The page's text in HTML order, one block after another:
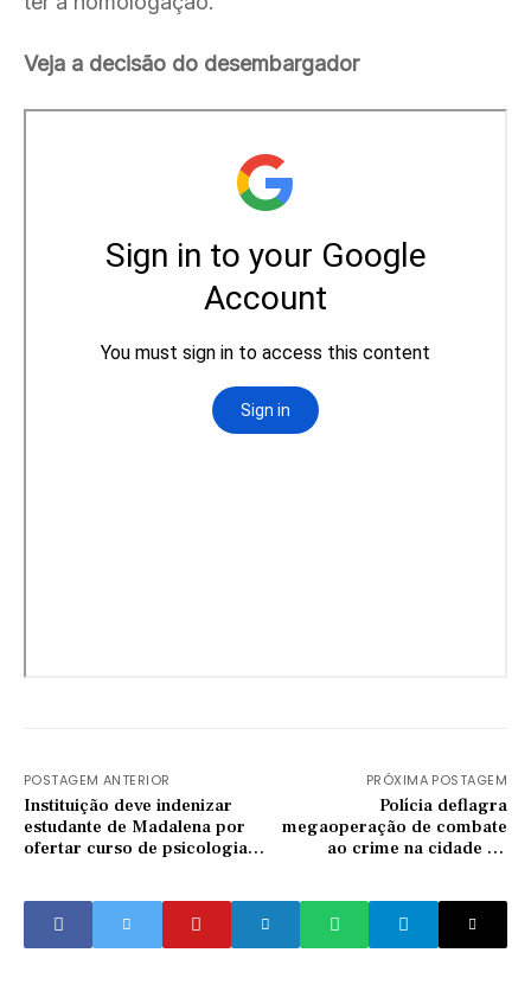
Veja a decisão do desembargador
POSTAGEM ANTERIOR
Instituição deve indenizar
estudante de Madalena por
ofertar curso de psicologia
PRÓXIMA POSTAGEM
Polícia deflagra
megaoperação de combate
ao crime na cidade de